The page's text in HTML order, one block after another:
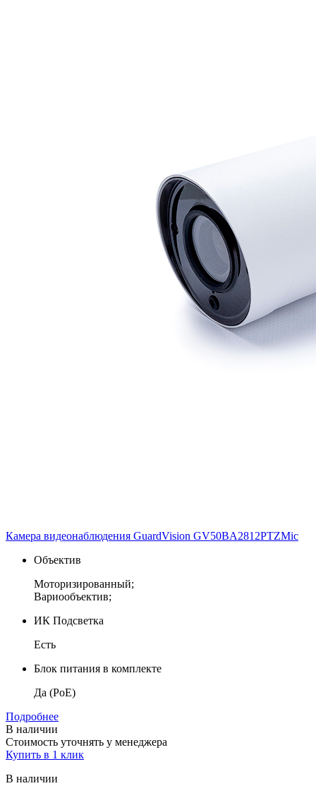
Камера видеонаблюдения GuardVision GV50BA2812PTZMic
Объектив
Моторизированный;
Вариообъектив;
ИК Подсветка
Есть
Блок питания в комплекте
Да (PoE)
Подробнее
В наличии
Стоимость уточнять у менеджера
Купить в 1 клик
В наличии